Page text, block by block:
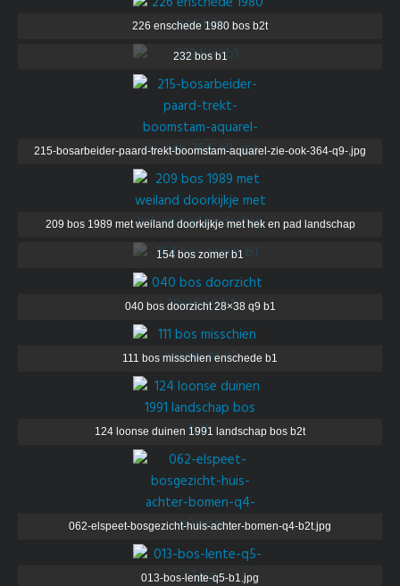
226 enschede 1980 bos b2t
232 bos b1
215-bosarbeider-paard-trekt-boomstam-aquarel-zie-ook-364-q9-.jpg
209 bos 1989 met weiland doorkijkje met hek en pad landschap
154 bos zomer b1
040 bos doorzicht 28×38 q9 b1
111 bos misschien enschede b1
124 loonse duinen 1991 landschap bos b2t
062-elspeet-bosgezicht-huis-achter-bomen-q4-b2t.jpg
013-bos-lente-q5-b1.jpg